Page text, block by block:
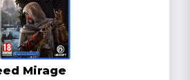
Mirage